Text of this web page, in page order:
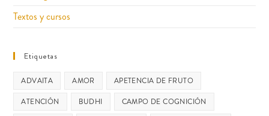
Textos y cursos
Etiquetas
ADVAITA AMOR
APETENCIA DE FRUTO
ATENCIÓN
BUDHI
CAMPO DE COGNICIÓN